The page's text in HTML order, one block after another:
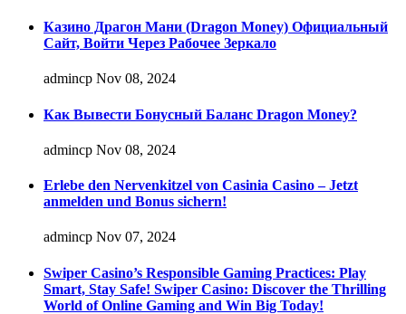
Казино Драгон Мани (Dragon Money) Официальный
Сайт, Войти Через Рабочее Зеркало
admincp Nov 08, 2024
Как Вывести Бонусный Баланс Dragon Money?
admincp Nov 08, 2024
Erlebe den Nervenkitzel von Casinia Casino – Jetzt
anmelden und Bonus sichern!
admincp Nov 07, 2024
Swiper Casino’s Responsible Gaming Practices: Play
Smart, Stay Safe! Swiper Casino: Discover the Thrilling
World of Online Gaming and Win Big Today!